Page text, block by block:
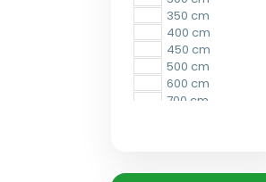
350 cm
400 cm
450 cm
500 cm
600 cm
700 cm